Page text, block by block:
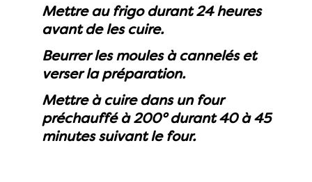
Mettre au frigo durant 24 heures
avant de les cuire.
Beurrer les moules à cannelés et
verser la préparation.
Mettre à cuire dans un four
préchauffé à 200° durant 40 à 45
minutes suivant le four.